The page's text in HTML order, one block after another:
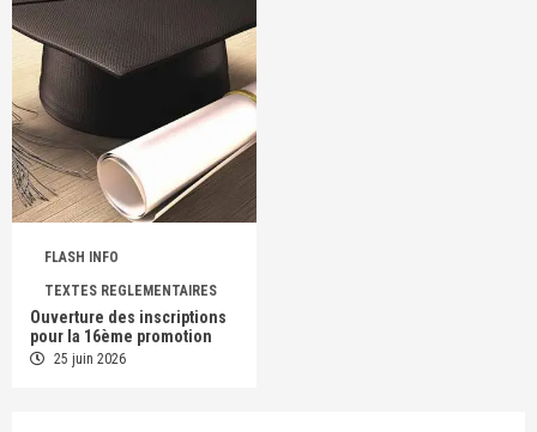
FLASH INFO
TEXTES REGLEMENTAIRES
Ouverture des inscriptions
pour la 16ème promotion
25 juin 2026